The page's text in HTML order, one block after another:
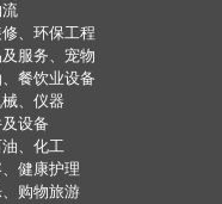
、环保工程
服务、宠物
餐饮业设备
、仪器
设备
、化工
健康护理
购物旅游